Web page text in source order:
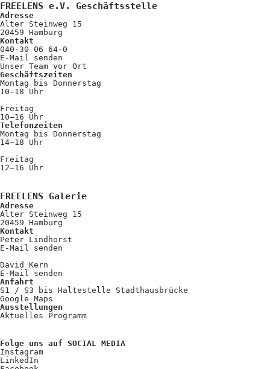
FREELENS e.V. Geschäftsstelle
Adresse
Alter Steinweg 15
20459 Hamburg
Kontakt
040-30 06 64-0
E-Mail senden
Unser Team vor Ort
Geschäftszeiten
Montag bis Donnerstag
10–18 Uhr
Freitag
10–16 Uhr
Telefonzeiten
Montag bis Donnerstag
14–18 Uhr
Freitag
12–16 Uhr
FREELENS Galerie
Adresse
Alter Steinweg 15
20459 Hamburg
Kontakt
Peter Lindhorst
E-Mail senden
David Kern
E-Mail senden
Anfahrt
S1 / S3 bis Haltestelle Stadthausbrücke
Google Maps
Ausstellungen
Aktuelles Programm
Folge uns auf SOCIAL MEDIA
Instagram
LinkedIn